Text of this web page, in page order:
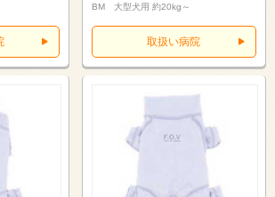
BM 大型犬用 約20kg～
取扱い病院